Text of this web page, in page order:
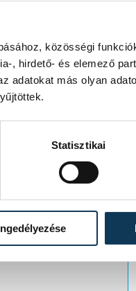
közösségi
, hirdető- és elemező
adatokat más olyan
Statisztikai